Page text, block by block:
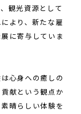
観光資源として
より、新たな雇
に寄与していま
心身への癒しの
献という観点か
晴らしい体験を